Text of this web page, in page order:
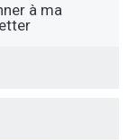
à ma